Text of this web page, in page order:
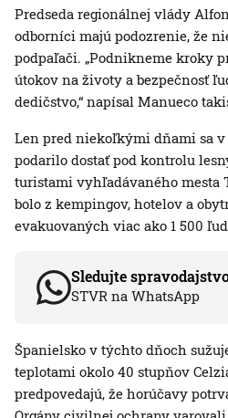
Predseda regionálnej vlády
odborníci majú podozrenie, že
podpaľači. „Podnikneme kroky
útokov na životy a bezpečnosť
dedičstvo,“ napísal Manueco
Len pred niekoľkými dňami sa
podarilo dostať pod kontrolu
turistami vyhľadávaného mesta
bolo z kempingov, hotelov a
evakuovaných viac ako 1 500
Sledujte
STVR na WhatsApp
Španielsko v týchto dňoch
teplotami okolo 40 stupňov
predpovedajú, že horúčavy